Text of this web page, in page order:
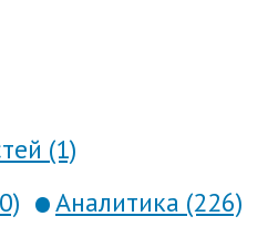
(1)
Аналитика (226)